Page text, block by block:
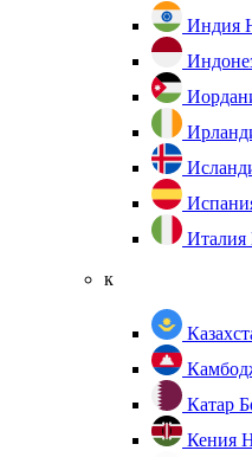
Индия
Италия
к
Катар
Кения